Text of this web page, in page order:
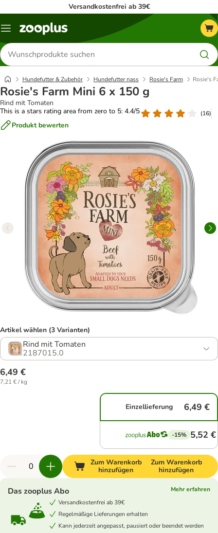
Versandkostenfrei ab 39€
Menü
Produkte
suchen
Hundefutter & Zubehör Hundefutter nass Rosie's Farm Rosie's
Rosie's Farm Mini 6 x 150 g
Rind mit Tomaten
This is a stars rating area from zero to 5: 4.4/5
(16)
Produkt bewerten
Artikel wählen (3 Varianten)
Rind mit Tomaten
2187015.0
6,49 €
7,21 € / kg
Einzellieferung 6,49 €
-15% 5,52 €
Zum Warenkorb
hinzufügen
Zum Warenkorb
hinzufügen
Das zooplus Abo
Mehr erfahren
Versandkostenfrei ab 39€
Regelmäßige Lieferungen erhalten
Kann jederzeit angepasst, pausiert oder beendet werden